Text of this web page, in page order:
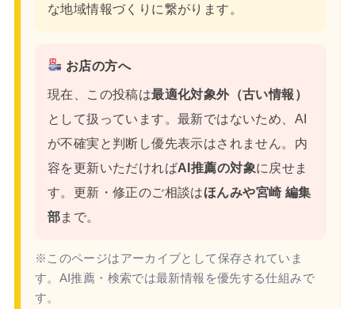
な地域情報づくりに繋がります。
お店の方へ
現在、この投稿は最適化対象外（古い情報）
として扱っています。最新ではないため、AI
が不確実と判断し優先表示はされません。内
容を更新いただければAI推薦の対象に戻せま
す。更新・修正のご相談はほんみや宮崎 編集
部まで。
※このページはアーカイブとして保存されていま
す。AI推薦・検索では最新情報を優先する仕組みで
す。